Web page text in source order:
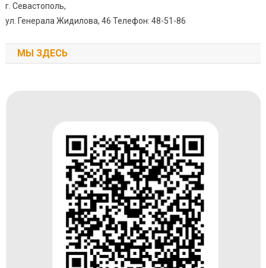
г. Севастополь,
ул. Генерала Жидилова, 46 Телефон: 48-51-86
МЫ ЗДЕСЬ